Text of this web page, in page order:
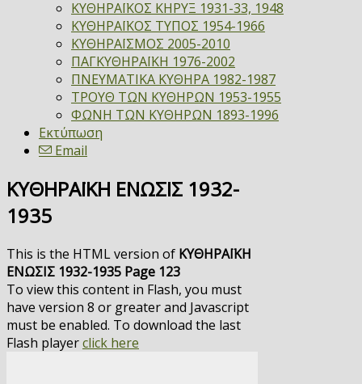
ΚΥΘΗΡΑΪΚΟΣ ΚΗΡΥΞ 1931-33, 1948
ΚΥΘΗΡΑΪΚΟΣ ΤΥΠΟΣ 1954-1966
ΚΥΘΗΡΑΪΣΜΟΣ 2005-2010
ΠΑΓΚΥΘΗΡΑΪΚΗ 1976-2002
ΠΝΕΥΜΑΤΙΚΑ ΚΥΘΗΡΑ 1982-1987
ΤΡΟΥΘ ΤΩΝ ΚΥΘΗΡΩΝ 1953-1955
ΦΩΝΗ ΤΩΝ ΚΥΘΗΡΩΝ 1893-1996
Εκτύπωση
Email
ΚΥΘΗΡΑΪΚΗ ΕΝΩΣΙΣ 1932-
1935
This is the HTML version of ΚΥΘΗΡΑΪΚΗ
ΕΝΩΣΙΣ 1932-1935 Page 123
To view this content in Flash, you must
have version 8 or greater and Javascript
must be enabled. To download the last
Flash playerclick here